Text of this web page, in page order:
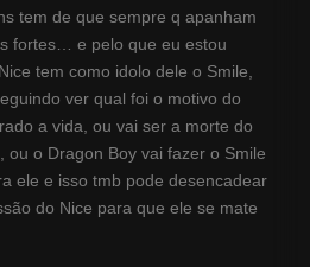
tem de que sempre q apanham
fortes… e pelo que eu estou
tem como idolo dele o Smile,
ver qual foi o motivo do
a vida, ou vai ser a morte do
ou o Dragon Boy vai fazer o Smile
ele e isso tmb pode desencadear
do Nice para que ele se mate